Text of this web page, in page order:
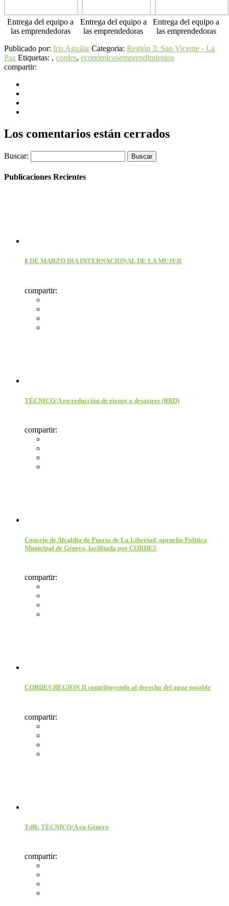
Entrega del equipo a
las emprendedoras
Entrega del equipo a
las emprendedoras
Entrega del equipo a
las emprendedoras
Publicado por: Iris Aguilar Categoria: Región 3: San Vicente - La
Paz Etiquetas: , cordes, económicosemprendimientos
compartir:
Los comentarios están cerrados
Buscar:
Publicaciones Recientes
8 DE MARZO DIA INTERNACIONAL DE LA MUJER
compartir:
TÉCNICO/A en reducción de riesgo a desastres (RRD)
compartir:
Concejo de Alcaldía de Puerto de La Libertad, aprueba Política
Municipal de Género, facilitada por CORDES
compartir:
CORDES REGION II contribuyendo al derecho del agua potable
compartir:
TdR: TÉCNICO/A en Género
compartir: